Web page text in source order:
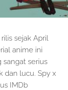
sejak April
anime ini
serius
dan lucu. Spy x
IMDb